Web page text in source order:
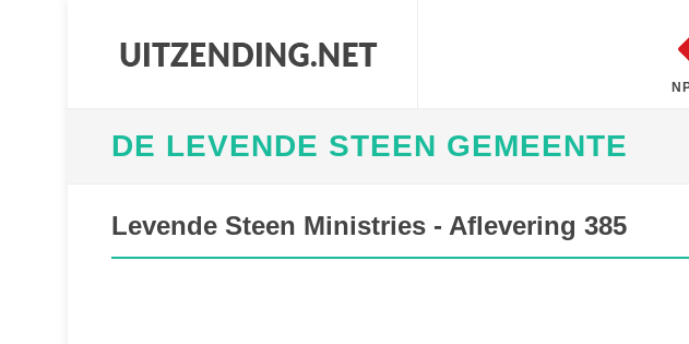
DE LEVENDE STEEN GEMEENTE
Levende Steen Ministries - Aflevering 385